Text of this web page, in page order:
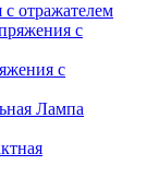
с отражателем
с
Лампа